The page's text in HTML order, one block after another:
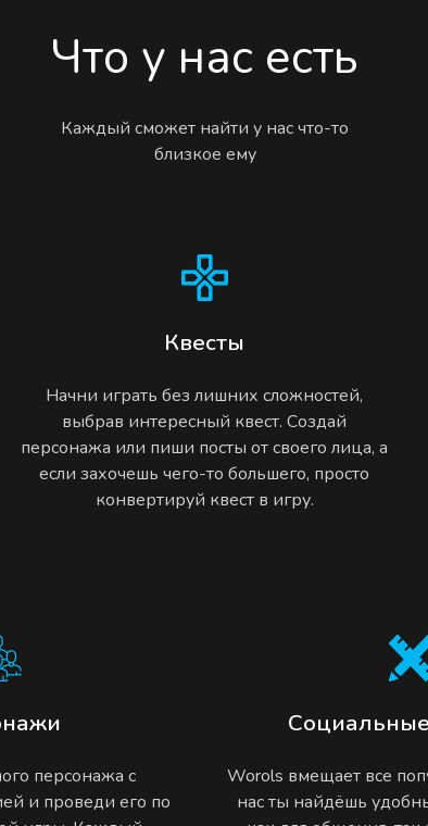
Что у нас есть
Каждый сможет найти у нас что-то
близкое ему
Квесты
Начни играть без лишних сложностей,
выбрав интересный квест. Создай
персонажа или пиши посты от своего лица, а
если захочешь чего-то большего, просто
конвертируй квест в игру.
персонажа с
и проведи его по
Worols вмещает все
нас ты найдёшь